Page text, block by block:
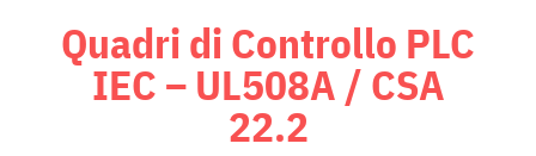
Quadri di Controllo PLC
IEC – UL508A / CSA
22.2